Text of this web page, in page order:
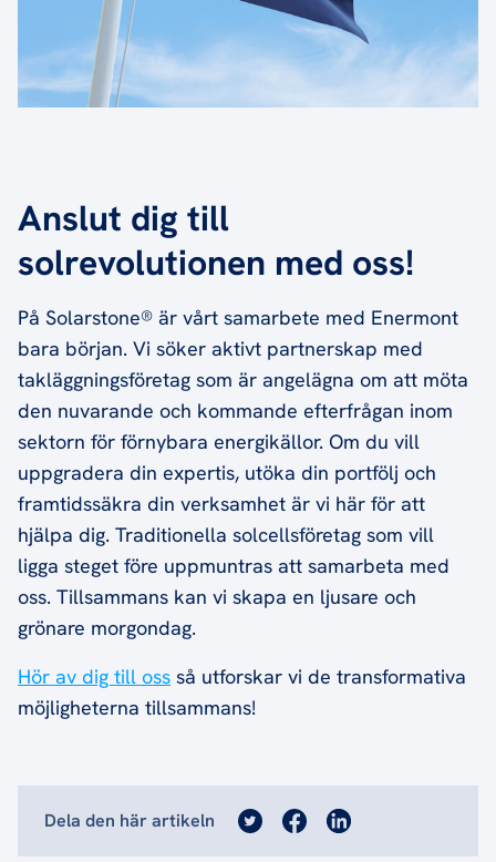
Anslut dig till
solrevolutionen med oss!
På Solarstone® är vårt samarbete med Enermont
bara början. Vi söker aktivt partnerskap med
takläggningsföretag som är angelägna om att möta
den nuvarande och kommande efterfrågan inom
sektorn för förnybara energikällor. Om du vill
uppgradera din expertis, utöka din portfölj och
framtidssäkra din verksamhet är vi här för att
hjälpa dig. Traditionella solcellsföretag som vill
ligga steget före uppmuntras att samarbeta med
oss. Tillsammans kan vi skapa en ljusare och
grönare morgondag.
Hör av dig till oss så utforskar vi de transformativa
möjligheterna tillsammans!
Dela den här artikeln